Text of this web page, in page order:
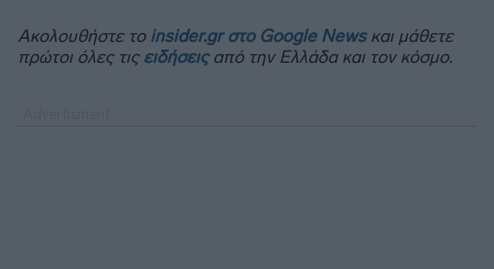
Ακολουθήστε το insider.gr στο Google Newsκαι μάθετε
πρώτοι όλες τις ειδήσειςαπό την Ελλάδα και τον κόσμο.